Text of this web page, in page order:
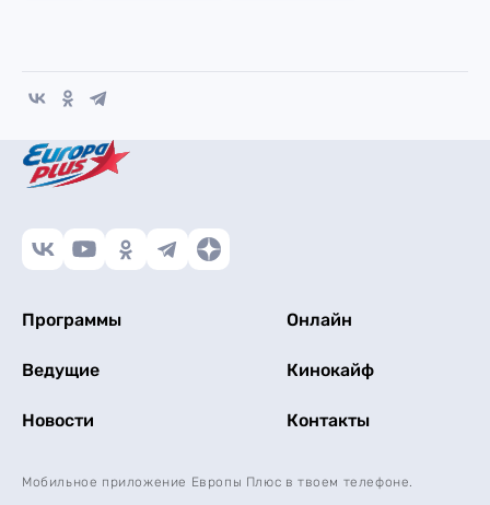
Программы Онлайн
Ведущие Кинокайф
Новости Контакты
Мобильное приложение Европы Плюс в твоем телефоне.